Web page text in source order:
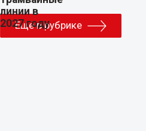
Еще в рубрике